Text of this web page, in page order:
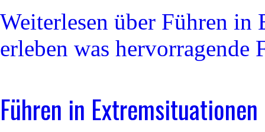
Weiterlesen über Führen in
erleben was
Führen in